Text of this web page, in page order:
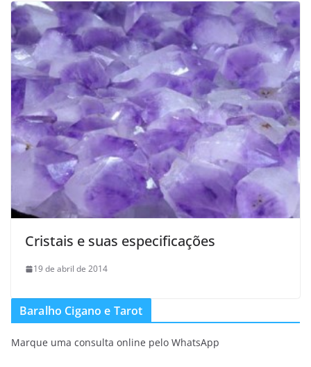
Cristais e suas especificações
19 de abril de 2014
Baralho Cigano e Tarot
Marque uma consulta online pelo WhatsApp